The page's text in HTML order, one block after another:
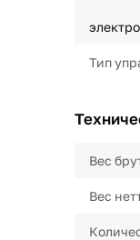
Тип
Вес
Вес